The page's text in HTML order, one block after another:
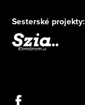
Sesterské projekty: